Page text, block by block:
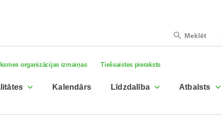
Meklēt
organizācijas izmaiņas Tiešsaistes pieraksts
Kalendārs Līdzdalība Atbalsts